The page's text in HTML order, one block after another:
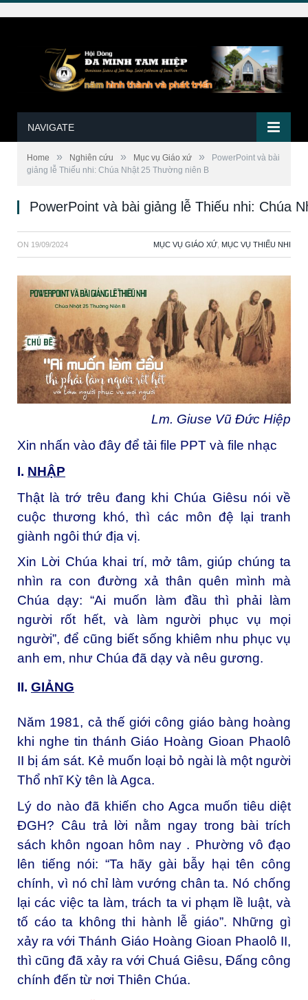
NAVIGATE
Home » Nghiên cứu » Mục vụ Giáo xứ »
PowerPoint và bài
giảng lễ Thiếu nhi: Chúa Nhật 25 Thường niên B
PowerPoint và bài giảng lễ Thiếu nhi: Chúa
ON 19/09/2024 MỤC VỤ GIÁO XỨ MỤC VỤ THIẾU NHI
Lm. Giuse Vũ Đức Hiệp
Xin nhấn vào đây để tải file PPT và file nhạc
I. NHẬP
Thật là trớ trêu đang khi Chúa Giêsu nói về
cuộc thương khó, thì các môn đệ lại tranh
giành ngôi thứ địa vị.
Xin Lời Chúa khai trí, mở tâm, giúp chúng ta
nhìn ra con đường xả thân quên mình mà
Chúa dạy: “Ai muốn làm đầu thì phải làm
người rốt hết, và làm người phục vụ mọi
người”, để cũng biết sống khiêm nhu phục vụ
anh em, như Chúa đã dạy và nêu gương.
II. GIẢNG
Năm 1981, cả thế giới công giáo bàng hoàng
khi nghe tin thánh Giáo Hoàng Gioan Phaolô
II bị ám sát. Kẻ muốn loại bỏ ngài là một người
Thổ nhĩ Kỳ tên là Agca.
Lý do nào đã khiến cho Agca muốn tiêu diệt
ĐGH? Câu trả lời nằm ngay trong bài trích
sách khôn ngoan hôm nay . Phường vô đạo
lên tiếng nói: “Ta hãy gài bẫy hại tên công
chính, vì nó chỉ làm vướng chân ta. Nó chống
lại các việc ta làm, trách ta vi phạm lề luật, và
tố cáo ta không thi hành lễ giáo”. Những gì
xảy ra với Thánh Giáo Hoàng Gioan Phaolô II,
thì cũng đã xảy ra với Chuá Giêsu, Đấng công
chính đến từ nơi Thiên Chúa.